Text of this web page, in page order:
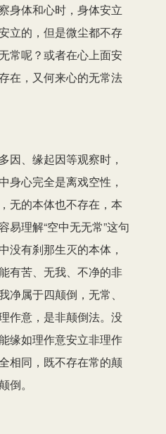
身体和心时，身体安立
立的，但是微尘都不存
常呢？或者在心上面安
在，又何来心的无常法
因、缘起因等观察时，
身心完全是离戏空性，
无的本体也不存在，本
易理解“空中无无常”这句
没有刹那生灭的本体，
有苦、无我、不净的非
净属于四颠倒，无常、
作意，是非颠倒法。没
缘如理作意安立非理作
相同，既不存在常的颠
倒。